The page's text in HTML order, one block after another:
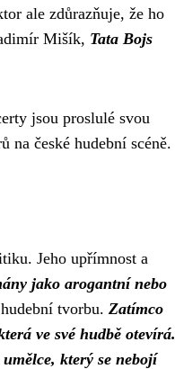
ale zdůrazňuje, že ho
Mišík, Tata Bojs
jsou proslulé svou
na české hudební scéně.
Jeho upřímnost a
jako arogantní nebo
tvorbu. Zatímco
ve své hudbě otevírá.
který se nebojí